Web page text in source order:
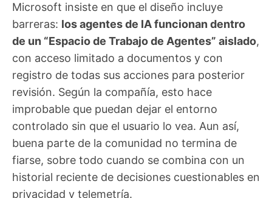
Microsoft insiste en que el diseño incluye
barreras: los agentes de IA funcionan dentro
de un “Espacio de Trabajo de Agentes” aislado,
con acceso limitado a documentos y con
registro de todas sus acciones para posterior
revisión. Según la compañía, esto hace
improbable que puedan dejar el entorno
controlado sin que el usuario lo vea. Aun así,
buena parte de la comunidad no termina de
fiarse, sobre todo cuando se combina con un
historial reciente de decisiones cuestionables en
privacidad y telemetría.